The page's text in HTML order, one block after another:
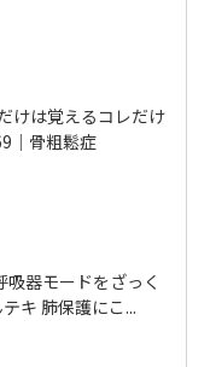
けは覚えるコレだけ
｜骨粗鬆症
器モードをざっく
キ 肺保護にこ...